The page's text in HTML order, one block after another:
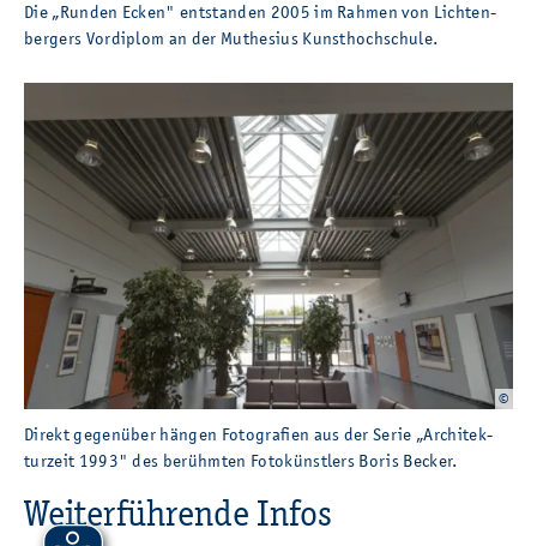
Die „Run­den Ecken" ent­stan­den 2005 im Rah­men von Lich­ten­
ber­gers Vor­di­plom an der Muthe­si­us Kunst­hoch­schu­le.
©
Di­rekt ge­gen­über hän­gen Fo­to­gra­fi­en aus der Serie „Ar­chi­tek­
tur­zeit 1993" des be­rühm­ten Fo­to­künst­lers Boris Be­cker.
Wei­ter­füh­ren­de Infos